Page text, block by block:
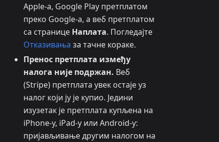
Apple-а, Google Play претплатом
преко Google-а, а веб претплатом
са странице Наплата. Погледајте
Отказивања за тачне кораке.
Пренос претплата између
налога није подржан. Веб
(Stripe) претплата увек остаје уз
налог који ју је купио. Једини
изузетак је претплата купљена на
iPhone-у, iPad-у или Android-у:
пријављивање другим налогом на